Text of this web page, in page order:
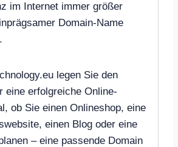
im Internet immer größer
Domain-Name
legen Sie den
eine erfolgreiche Online-
ob Sie einen Onlineshop, eine
einen Blog oder eine
– eine passende Domain